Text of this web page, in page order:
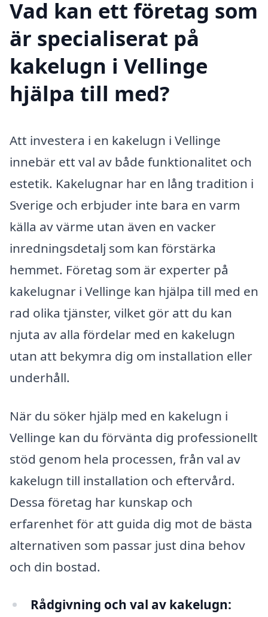
Vad kan ett företag som
är specialiserat på
kakelugn i Vellinge
hjälpa till med?
Att investera i en kakelugn i Vellinge
innebär ett val av både funktionalitet och
estetik. Kakelugnar har en lång tradition i
Sverige och erbjuder inte bara en varm
källa av värme utan även en vacker
inredningsdetalj som kan förstärka
hemmet. Företag som är experter på
kakelugnar i Vellinge kan hjälpa till med en
rad olika tjänster, vilket gör att du kan
njuta av alla fördelar med en kakelugn
utan att bekymra dig om installation eller
underhåll.
När du söker hjälp med en kakelugn i
Vellinge kan du förvänta dig professionellt
stöd genom hela processen, från val av
kakelugn till installation och eftervård.
Dessa företag har kunskap och
erfarenhet för att guida dig mot de bästa
alternativen som passar just dina behov
och din bostad.
Rådgivning och val av kakelugn: